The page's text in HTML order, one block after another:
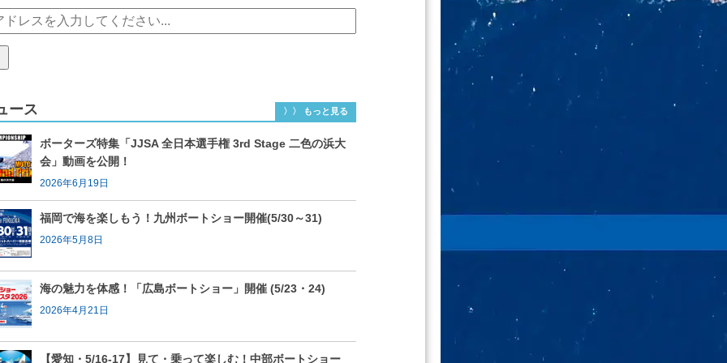
ース 〉〉 もっと見る
ボーターズ特集「JJSA 全日本選手権 3rd Stage 二色の浜大
会」動画を公開！
2026年6月19日
福岡で海を楽しもう！九州ボートショー開催(5/30～31)
2026年5月8日
海の魅力を体感！「広島ボートショー」開催 (5/23・24)
2026年4月21日
【愛知・5/16-17】見て・乗って楽しむ！中部ボートショー